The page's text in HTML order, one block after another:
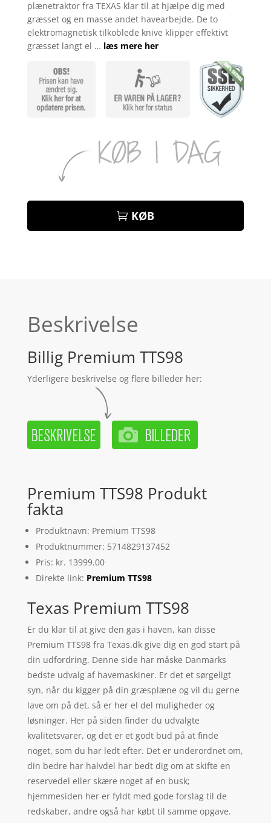
på
kundebed
ømmelse
r
plænetraktor fra TEXAS klar til at hjælpe dig med
græsset og en masse andet havearbejde. De to
elektromagnetisk tilkoblede knive klipper effektivt
græsset langt el … læs mere her
KØB
Beskrivelse
Billig Premium TTS98
Yderligere beskrivelse og flere billeder her:
Premium TTS98 Produkt
fakta
Produktnavn: Premium TTS98
Produktnummer: 5714829137452
Pris: kr. 13999.00
Direkte link: Premium TTS98
Texas Premium TTS98
Er du klar til at give den gas i haven, kan disse
Premium TTS98 fra Texas.dk give dig en god start på
din udfordring. Denne side har måske Danmarks
bedste udvalg af havemaskiner. Er det et sørgeligt
syn, når du kigger på din græsplæne og vil du gerne
lave om på det, så er her el del muligheder og
løsninger. Her på siden finder du udvalgte
kvalitetsvarer, og det er et godt bud på at finde
noget, som du har ledt efter. Det er underordnet om,
din bedre har halvdel har bedt dig om at skifte en
reservedel eller skære noget af en busk;
hjemmesiden her er fyldt med gode forslag til de
redskaber, andre også har købt til samme opgave.